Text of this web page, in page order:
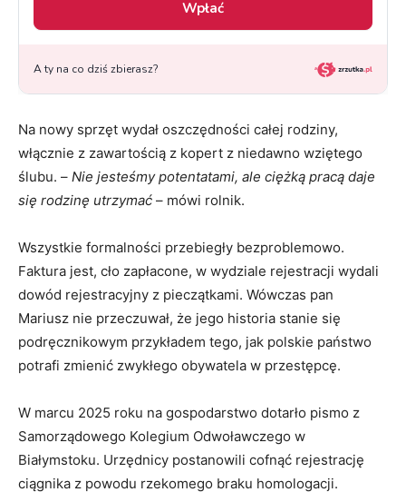
Na nowy sprzęt wydał oszczędności całej rodziny,
włącznie z zawartością z kopert z niedawno wziętego
ślubu. – Nie jesteśmy potentatami, ale ciężką pracą daje
się rodzinę utrzymać – mówi rolnik.
Wszystkie formalności przebiegły bezproblemowo.
Faktura jest, cło zapłacone, w wydziale rejestracji wydali
dowód rejestracyjny z pieczątkami. Wówczas pan
Mariusz nie przeczuwał, że jego historia stanie się
podręcznikowym przykładem tego, jak polskie państwo
potrafi zmienić zwykłego obywatela w przestępcę.
W marcu 2025 roku na gospodarstwo dotarło pismo z
Samorządowego Kolegium Odwoławczego w
Białymstoku. Urzędnicy postanowili cofnąć rejestrację
ciągnika z powodu rzekomego braku homologacji.